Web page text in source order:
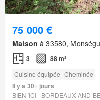
75 000 €
Maison à 33580,
3 88 m²
Cuisine équipée Cheminée
Il y a 30+ jours
BIEN´ICI - BORDEAUX-AND-